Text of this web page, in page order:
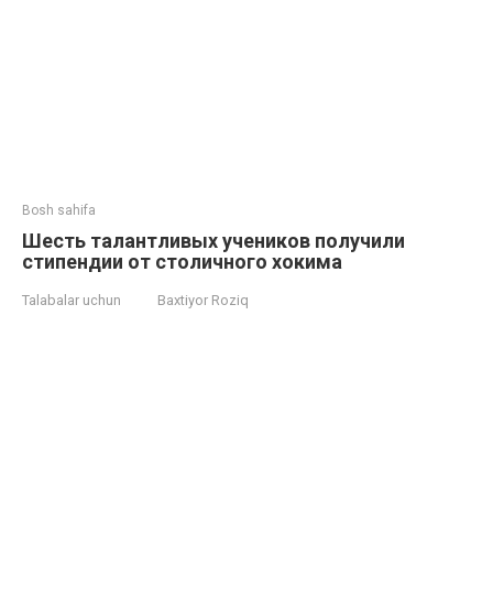
Bosh sahifa
Шесть талантливых учеников получили
стипендии от столичного хокима
Talabalar uchun Baxtiyor Roziq